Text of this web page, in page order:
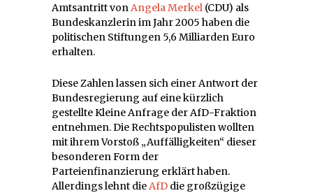
Amtsantritt vonAngela Merkel (CDU) als
Bundeskanzlerin im Jahr 2005 haben die
politischen Stiftungen 5,6 Milliarden Euro
erhalten.
Diese Zahlen lassen sich einer Antwort der
Bundesregierung auf eine kürzlich
gestellte Kleine Anfrage der AfD-Fraktion
entnehmen. Die Rechtspopulisten wollten
mit ihrem Vorstoß „Auffälligkeiten“ dieser
besonderen Form der
Parteienfinanzierung erklärt haben.
Allerdings lehnt dieAfD die großzügige